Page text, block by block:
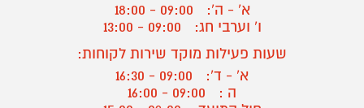
א' - ה':
09:00 - 18:00
ו' וערבי חג:
09:00 - 13:00
שעות פעילות מוקד שירות לקוחות:
א' - ד':
09:00 - 16:30
ה :
09:00 - 16:00